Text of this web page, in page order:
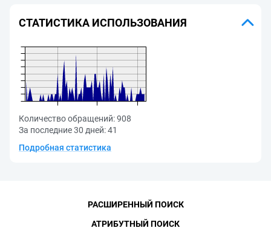
СТАТИСТИКА ИСПОЛЬЗОВАНИЯ
Количество обращений:908
За последние 30 дней:41
Подробная статистика
РАСШИРЕННЫЙ ПОИСК
АТРИБУТНЫЙ ПОИСК